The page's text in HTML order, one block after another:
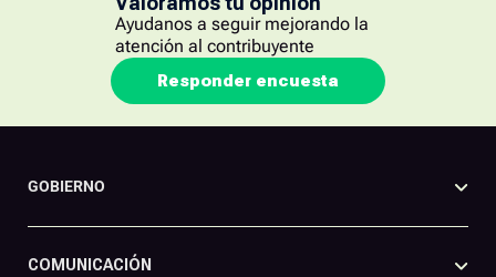
Ayudanos a seguir mejorando la
atención al contribuyente
Responder encuesta
GOBIERNO
COMUNICACIÓN